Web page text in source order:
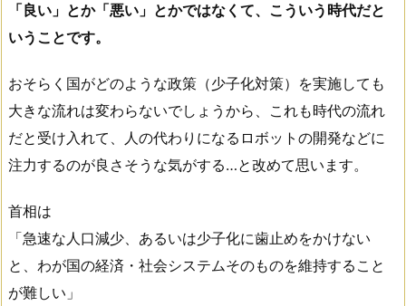
「良い」とか「悪い」とかではなくて、こういう時代だと
いうことです。
おそらく国がどのような政策（少子化対策）を実施しても
大きな流れは変わらないでしょうから、これも時代の流れ
だと受け入れて、人の代わりになるロボットの開発などに
注力するのが良さそうな気がする…と改めて思います。
首相は
「急速な人口減少、あるいは少子化に歯止めをかけない
と、わが国の経済・社会システムそのものを維持すること
が難しい」